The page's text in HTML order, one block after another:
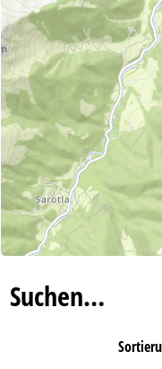
Suchen…